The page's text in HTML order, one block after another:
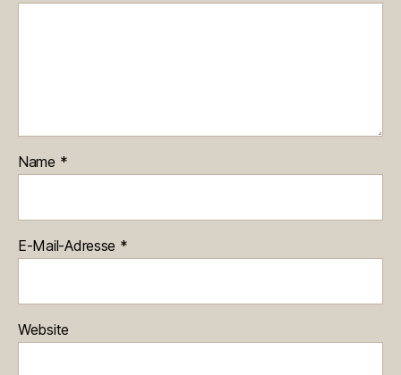
Name *
E-Mail-Adresse *
Website